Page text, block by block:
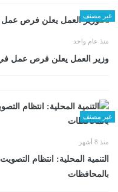
غير مصنف
منذ عام واحد
وزير العمل يعلن فرص عمل
غير مصنف
منذ 8 أشهر
التنمية المحلية: انتظام
بالمحافظات